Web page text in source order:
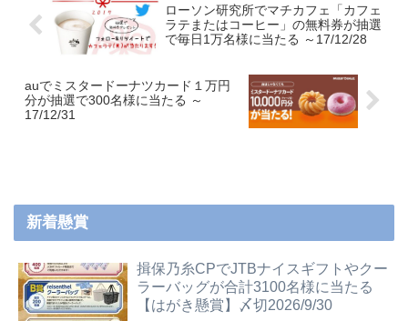
ローソン研究所でマチカフェ「カフェ
ラテまたはコーヒー」の無料券が抽選
で毎日1万名様に当たる ～17/12/28
auでミスタードーナツカード１万円
分が抽選で300名様に当たる ～
17/12/31
新着懸賞
揖保乃糸CPでJTBナイスギフトやクー
ラーバッグが合計3100名様に当たる
【はがき懸賞】〆切2026/9/30